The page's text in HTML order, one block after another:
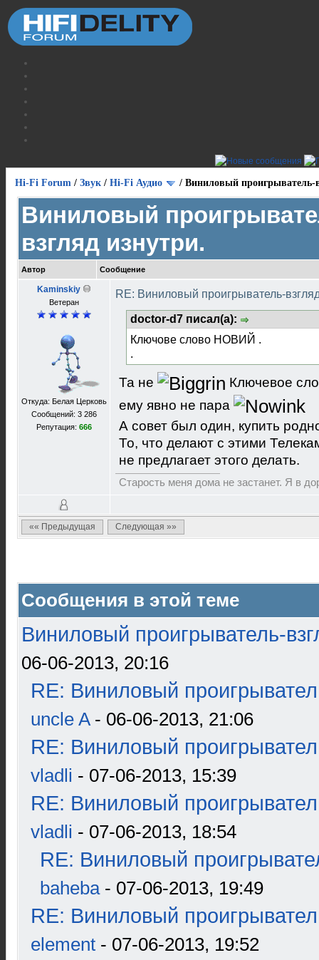
Hi-Fi Forum / Звук / Hi-Fi Аудио / Виниловый проигрыватель-
Виниловый
взгляд изнутри.
Автор Сообщение
Kaminskiy
Ветеран
Откуда: Белая Церковь
Сообщений: 3 286
Репутация: 666
RE: Виниловый проигрыватель-
doctor-d7 писал(а):
Ключове слово НОВИЙ .
.
Та не
Ключевое
ему явно не пара
А совет был один, купить
То, что делают с этими
не предлагает этого делать.
Старость меня дома не застанет. Я в
«« Предыдущая Следующая »»
Сообщения в этой теме
Виниловый проигрыватель-
06-06-2013, 20:16
RE: Виниловый
uncle A- 06-06-2013, 21:06
RE: Виниловый
vladli - 07-06-2013, 15:39
RE: Виниловый
vladli - 07-06-2013, 18:54
RE: Виниловый
baheba- 07-06-2013, 19:49
RE: Виниловый
element - 07-06-2013, 19:52